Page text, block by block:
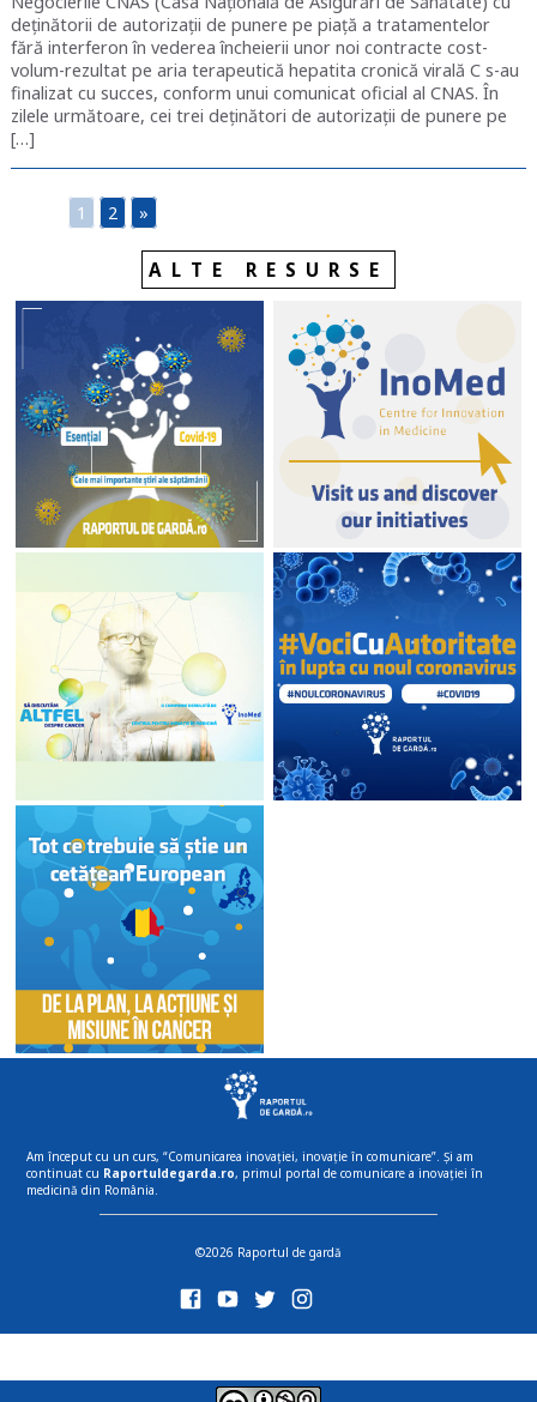
deținătorii de autorizații de punere pe piață a tratamentelor
fără interferon în vederea încheierii unor noi contracte cost-
volum-rezultat pe aria terapeutică hepatita cronică virală C s-au
finalizat cu succes, conform unui comunicat oficial al CNAS. În
zilele următoare, cei trei deținători de autorizații de punere pe
[…]
1 2 »
ALTE RESURSE
Am început cu un curs, “Comunicarea inovației, inovație în comunicare”. Și am
continuat cu Raportuldegarda.ro, primul portal de comunicare a inovației în
medicină din România.
©2026 Raportul de gardă